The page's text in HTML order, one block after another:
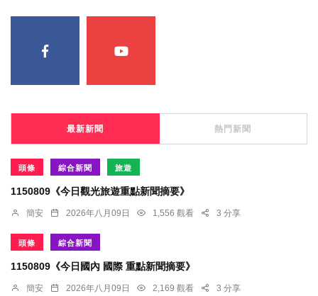
最新新聞 熱門新聞
頭條 綜合新聞 旅遊
1150809《今日觀光旅遊重點新聞摘要》
簡安 2026年八月09日 1,556 觀看 3 分享
頭條 綜合新聞
1150809《今日國內 國際 重點新聞摘要》
簡安 2026年八月09日 2,169 觀看 3 分享